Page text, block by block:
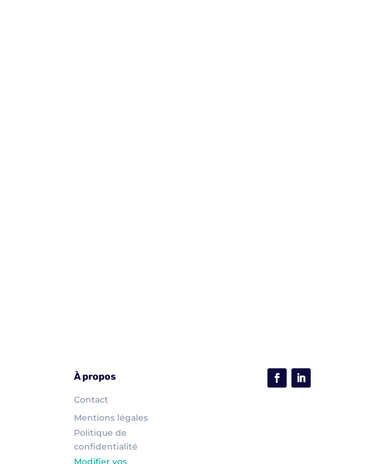
À propos
Contact
Mentions légales
Politique de
confidentialité
Modifier vos